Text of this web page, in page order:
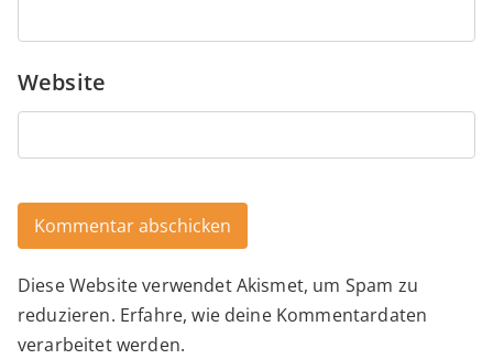
Website
Diese Website verwendet Akismet, um Spam zu
reduzieren. Erfahre, wie deine Kommentardaten
verarbeitet werden.